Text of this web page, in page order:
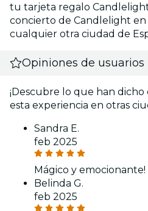
tu tarjeta regalo
concierto de Candlelight
cualquier otra ciudad de
Opiniones de usuarios
¡Descubre lo que han dicho
esta experiencia en otras
Sandra E.
feb 2025
Mágico y emocionante!
Belinda G.
feb 2025